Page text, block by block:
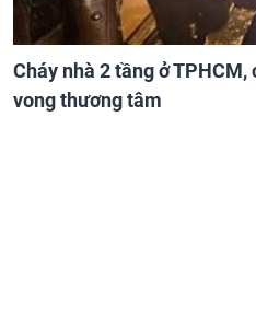
Cháy nhà 2 tầng ở
vong thương tâm